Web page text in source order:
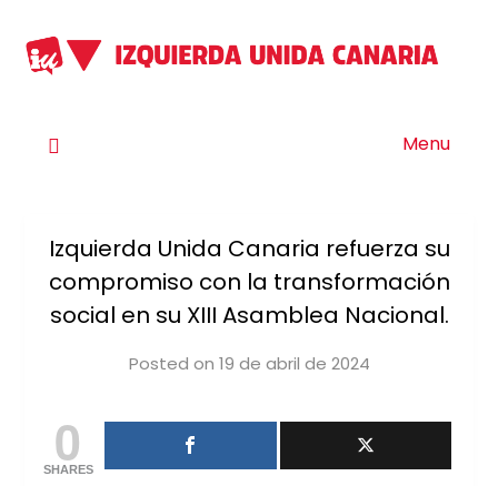
Menu
Izquierda Unida Canaria refuerza su
compromiso con la transformación
social en su XIII Asamblea Nacional.
Posted on 19 de abril de 2024
0
SHARES